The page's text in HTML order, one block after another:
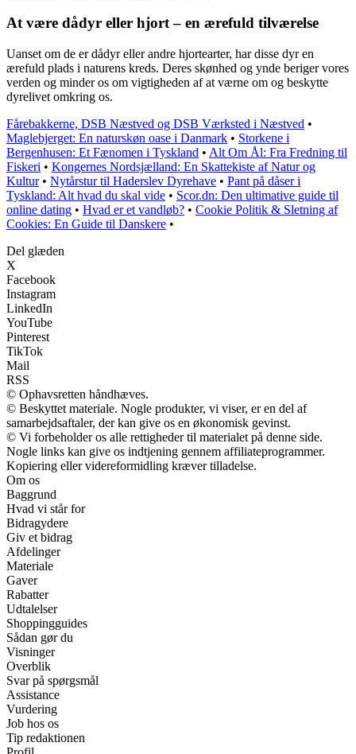
At være dådyr eller hjort – en ærefuld tilværelse
Uanset om de er dådyr eller andre hjortearter, har disse dyr en
ærefuld plads i naturens kreds. Deres skønhed og ynde beriger vores
verden og minder os om vigtigheden af at værne om og beskytte
dyrelivet omkring os.
Fårebakkerne, DSB Næstved og DSB Værksted i Næstved •
Maglebjerget: En naturskøn oase i Danmark • Storkene i
Bergenhusen: Et Fænomen i Tyskland • Alt Om Ål: Fra Fredning til
Fiskeri • Kongernes Nordsjælland: En Skattekiste af Natur og
Kultur• Nytårstur til Haderslev Dyrehave • Pant på dåser i
Tyskland: Alt hvad du skal vide • Scor.dn: Den ultimative guide til
online dating • Hvad er et vandløb? • Cookie Politik & Sletning af
Cookies: En Guide til Danskere •
Del glæden
X
Facebook
Instagram
LinkedIn
YouTube
Pinterest
TikTok
Mail
RSS
© Ophavsretten håndhæves.
© Beskyttet materiale. Nogle produkter, vi viser, er en del af
samarbejdsaftaler, der kan give os en økonomisk gevinst.
© Vi forbeholder os alle rettigheder til materialet på denne side.
Nogle links kan give os indtjening gennem affiliateprogrammer.
Kopiering eller videreformidling kræver tilladelse.
Om os
Baggrund
Hvad vi står for
Bidragydere
Giv et bidrag
Afdelinger
Materiale
Gaver
Rabatter
Udtalelser
Shoppingguides
Sådan gør du
Visninger
Overblik
Svar på spørgsmål
Assistance
Vurdering
Job hos os
Tip redaktionen